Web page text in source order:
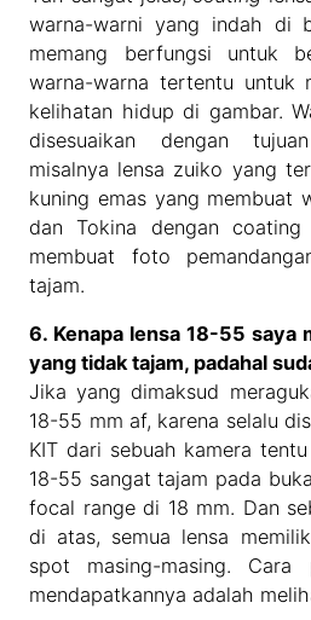
warna-warni yang indah di
memang berfungsi untuk
warna-warna tertentu untuk
kelihatan hidup di gambar.
disesuaikan dengan
misalnya lensa zuiko yang
kuning emas yang membuat
dan Tokina dengan
membuat foto
tajam.
6. Kenapa lensa 18-55 saya
yang tidak tajam, padahal
Jika yang dimaksud
18-55 mm af, karena selalu
KIT dari sebuah kamera
18-55 sangat tajam pada
focal range di 18 mm. Dan
di atas, semua lensa
spot masing-masing. Cara
mendapatkannya adalah